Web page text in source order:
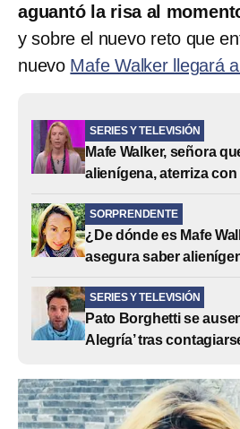
aguantó la risa al
y sobre el nuevo reto que
nuevo Mafe Walker llegará
SERIES Y TELEVISIÓN
Mafe Walker, señora
alienígena, aterriza
SORPRENDENTE
¿De dónde es Mafe
asegura saber
SERIES Y TELEVISIÓN
Pato Borghetti se
Alegría’ tras